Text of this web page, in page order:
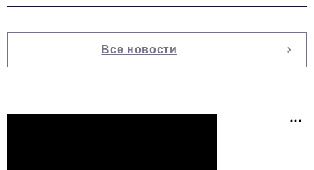
Все новости